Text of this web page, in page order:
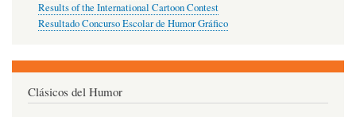
Results of the International Cartoon Contest
Resultado Concurso Escolar de Humor Gráfico
Clásicos del Humor